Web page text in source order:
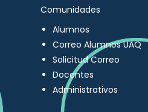
Comunidades
Alumnos
Correo Alumnos UAQ
Solicitud Correo
Docentes
Administrativos